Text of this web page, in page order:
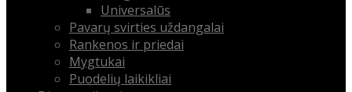
Universalūs
Pavarų svirties uždangalai
Rankenos ir priedai
Mygtukai
Puodelių laikikliai